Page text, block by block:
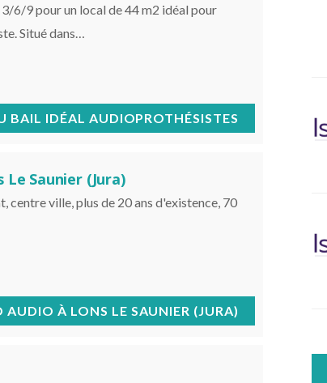
6/9 pour un local de 44 m2 idéal pour
Situé dans…
BAIL IDÉAL AUDIOPROTHÉSISTES
Saunier (Jura)
centre ville, plus de 20 ans d'existence, 70
AUDIO À LONS LE SAUNIER (JURA)